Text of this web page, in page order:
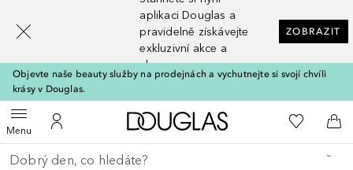
aplikaci Douglas a
pravidelně získávejte
exkluzivní akce a
slevy
ZOBRAZIT
Objevte naše beauty služby na prodejnách a vychutnejte si svojí chvíli
krásy v Douglas.
MenuOtevřít menuK mému účtu
Domů K mému
Do
Vraťte se
Proveďte vyhledávání
[navigation.slideout.screenreader]